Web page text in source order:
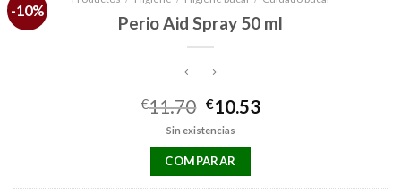
-10%
Perio Aid Spray 50 ml
€11.70 El
precio
original
era:
€11.70.
€10.53El
Sin existencias
COMPARAR